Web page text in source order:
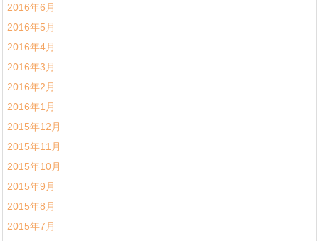
2016年6月
2016年5月
2016年4月
2016年3月
2016年2月
2016年1月
2015年12月
2015年11月
2015年10月
2015年9月
2015年8月
2015年7月